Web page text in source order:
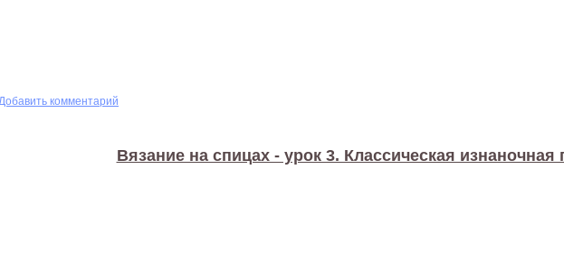
Добавить комментарий
Вязание на спицах - урок 3. Классическая изнаночная